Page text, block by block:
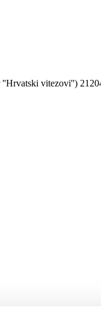
''Hrvatski vitezovi'')